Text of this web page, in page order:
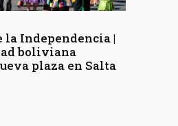
la Independencia |
boliviana
plaza en Salta